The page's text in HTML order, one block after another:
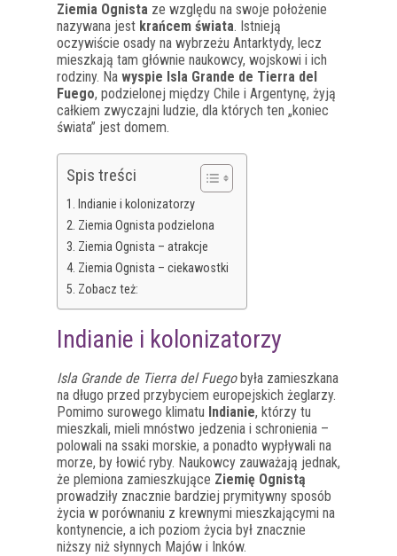
Ziemia Ognista ze względu na swoje położenie
nazywana jest krańcem świata. Istnieją
oczywiście osady na wybrzeżu Antarktydy, lecz
mieszkają tam głównie naukowcy, wojskowi i ich
rodziny. Na wyspie Isla Grande de Tierra del
Fuego, podzielonej między Chile i Argentynę, żyją
całkiem zwyczajni ludzie, dla których ten „koniec
świata” jest domem.
Spis treści
Indianie i kolonizatorzy
Ziemia Ognista podzielona
Ziemia Ognista – atrakcje
Ziemia Ognista – ciekawostki
Zobacz też:
Indianie i kolonizatorzy
Isla Grande de Tierra del Fuegobyła zamieszkana
na długo przed przybyciem europejskich żeglarzy.
Pomimo surowego klimatu Indianie, którzy tu
mieszkali, mieli mnóstwo jedzenia i schronienia –
polowali na ssaki morskie, a ponadto wypływali na
morze, by łowić ryby. Naukowcy zauważają jednak,
że plemiona zamieszkujące Ziemię Ognistą
prowadziły znacznie bardziej prymitywny sposób
życia w porównaniu z krewnymi mieszkającymi na
kontynencie, a ich poziom życia był znacznie
niższy niż słynnych Majów i Inków.